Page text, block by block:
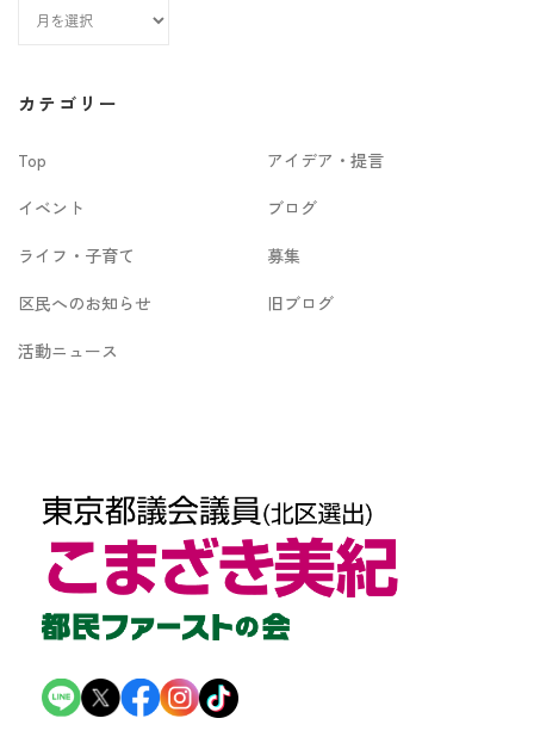
カ
ブ
カテゴリー
Top
アイデア・提言
イベント
ブログ
ライフ・子育て
募集
区民へのお知らせ
旧ブログ
活動ニュース